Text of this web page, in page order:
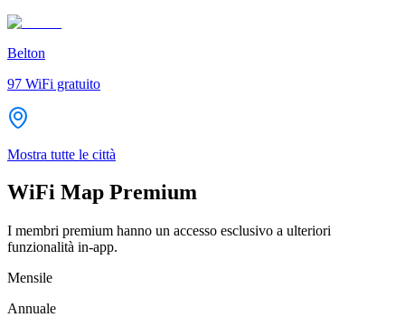
Belton
97 WiFi gratuito
Mostra tutte le città
WiFi Map Premium
I membri premium hanno un accesso esclusivo a ulteriori
funzionalità in-app.
Mensile
Annuale